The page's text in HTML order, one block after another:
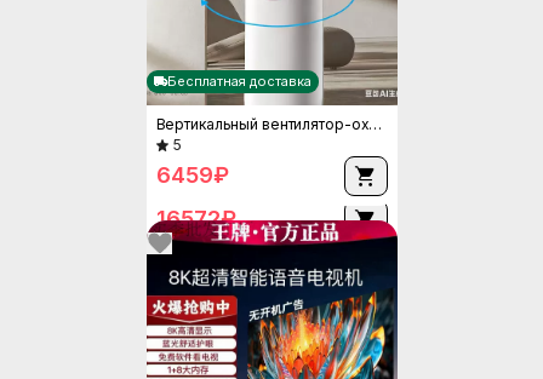
4K смарт LCD телевизор Ace, 55/60/70/75/85 дюймов, голосовые и сетевые функции
10 продано
16572₽
Бесплатная доставка
Вертикальный вентилятор-охладитель и обогреватель, двухрежимный охлаждение/нагрев, версии HF со спреем и без
5
6459₽